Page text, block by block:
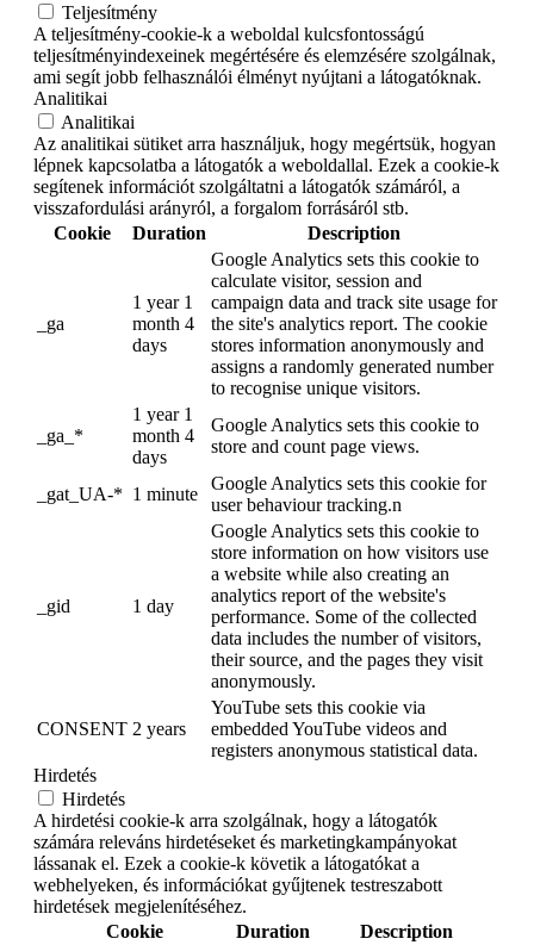
Teljesítmény
A teljesítmény-cookie-k a weboldal kulcsfontosságú
teljesítményindexeinek megértésére és elemzésére szolgálnak,
ami segít jobb felhasználói élményt nyújtani a látogatóknak.
Analitikai
Analitikai
Az analitikai sütiket arra használjuk, hogy megértsük, hogyan
lépnek kapcsolatba a látogatók a weboldallal. Ezek a cookie-k
segítenek információt szolgáltatni a látogatók számáról, a
visszafordulási arányról, a forgalom forrásáról stb.
Cookie
Duration Description
_ga
1 year 1
month 4
days
Google Analytics sets this cookie to
calculate visitor, session and
campaign data and track site usage for
the site's analytics report. The cookie
stores information anonymously and
assigns a randomly generated number
to recognise unique visitors.
_ga_*
1 year 1
month 4
days
Google Analytics sets this cookie to
store and count page views.
_gat_UA-* 1 minute
Google Analytics sets this cookie for
user behaviour tracking.n
_gid 1 day
Google Analytics sets this cookie to
store information on how visitors use
a website while also creating an
analytics report of the website's
performance. Some of the collected
data includes the number of visitors,
their source, and the pages they visit
anonymously.
CONSENT 2 years
YouTube sets this cookie via
embedded YouTube videos and
registers anonymous statistical data.
Hirdetés
Hirdetés
A hirdetési cookie-k arra szolgálnak, hogy a látogatók
számára releváns hirdetéseket és marketingkampányokat
lássanak el. Ezek a cookie-k követik a látogatókat a
webhelyeken, és információkat gyűjtenek testreszabott
hirdetések megjelenítéséhez.
Cookie
Duration Description